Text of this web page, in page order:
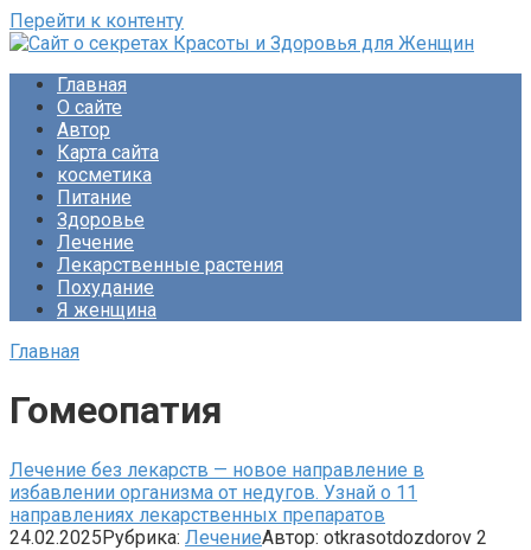
Перейти к контенту
Раскройте тайны ухода за собой, питания и народной
медицины. Советы по похудению и обретению женского
счастья. Будьте прекрасны!
Главная
О сайте
Автор
Карта сайта
косметика
Питание
Здоровье
Лечение
Лекарственные растения
Похудание
Я женщина
Главная
Гомеопатия
Лечение без лекарств — новое направление в
избавлении организма от недугов. Узнай о 11
направлениях лекарственных препаратов
24.02.2025Рубрика: ЛечениеАвтор: otkrasotdozdorov 2